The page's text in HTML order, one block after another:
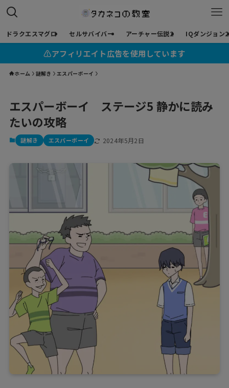
ドラクエスマグロ セルサバイバー アーチャー伝説2 IQダンジョン2
⚠︎アフィリエイト広告を使用しています
ホーム 謎解き エスパーボーイ
エスパーボーイ ステージ5 静かに読み
たいの攻略
謎解き エスパーボーイ 2024年5月2日